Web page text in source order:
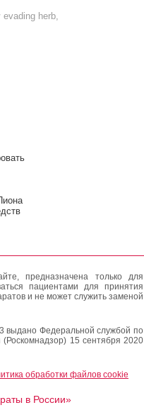
evading herb,
предназначена только для
пациентами для принятия
и не может служить заменой
выдано Федеральной службой по
15 сентября 2020
обработки файлов cookie
в России»